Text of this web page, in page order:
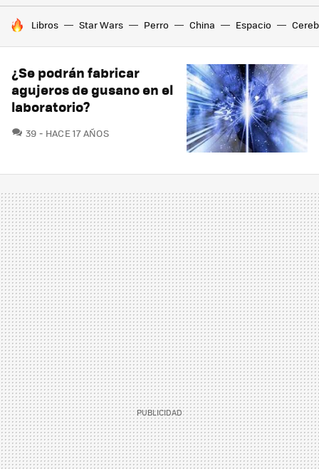
HOY SE HABLA DE
Libros Star Wars Perro China Espacio
¿Se podrán fabricar
agujeros de gusano en el
laboratorio?
39 COMENTARIOS
HACE 17 AÑOS